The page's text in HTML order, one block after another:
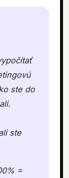
ste do
ste
=